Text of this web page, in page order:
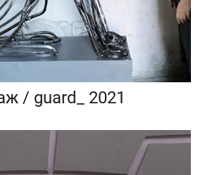
/ guard_ 2021